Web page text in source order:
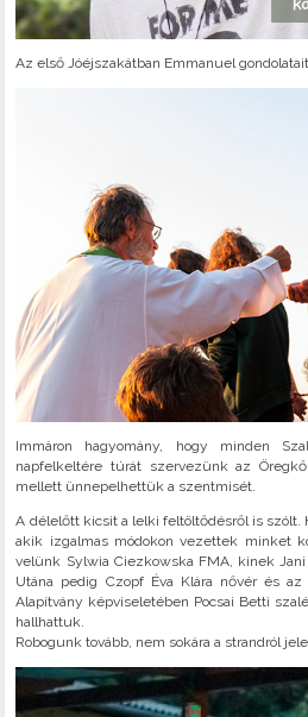
Az első Jóéjszakátban Emmanuel
Immáron hagyomány, hogy minden
napfelkeltére túrát szervezünk az
mellett ünnepelhettük a szentmisét.
A délelőtt kicsit a lelki feltöltődésről is szólt.
akik izgalmas módokon vezettek minket
velünk Sylwia Ciezkowska FMA, kinek Jani
Utána pedig Czopf Éva Klára nővér és az
Alapítvány képviseletében Pocsai Betti
hallhattuk.
Robogunk tovább, nem sokára a strandról